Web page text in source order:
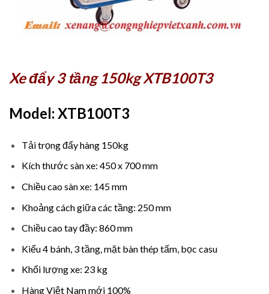
Xe đẩy 3 tầng 150kg XTB100T3
Model: XTB100T3
Tải trọng đẩy hàng 150kg
Kích thước sàn xe: 450 x 700 mm
Chiều cao sàn xe: 145 mm
Khoảng cách giữa các tầng: 250 mm
Chiều cao tay đầy: 860 mm
Kiểu 4 bánh, 3 tầng, mặt bàn thép tấm, bọc casu
Khối lượng xe: 23 kg
Hàng Việt Nam mới 100%